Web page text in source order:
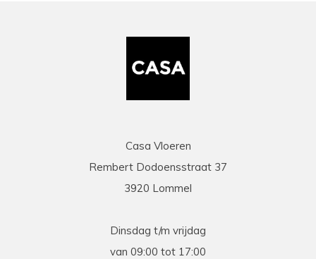
vermelding voor de heel vriendelijke en
benodigdheden leverde en ons hielp om deze
Prima geholpen bij zowel de keuze als plaatsing
Casa Vloeren
Rembert Dodoensstraat 37
3920 Lommel
Dinsdag t/m vrijdag
van 09:00 tot 17:00